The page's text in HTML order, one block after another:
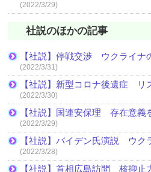
(2022/3/29)
社説のほかの記事
【社説】停戦交渉 ウクライナ
(2022/3/31)
【社説】新型コロナ後遺症 リ
(2022/3/30)
【社説】国連安保理 存在意義
(2022/3/29)
【社説】バイデン氏演説 ウク
(2022/3/28)
【社説】首相広島訪問 核抑止